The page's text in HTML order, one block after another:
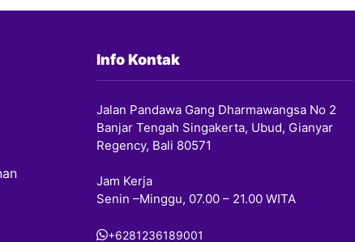
Info Kontak
Jalan Pandawa Gang Dharmawangsa No 2
Banjar Tengah Singakerta, Ubud, Gianyar
Regency, Bali 80571
Jam Kerja
Senin –Minggu, 07.00 – 21.00 WITA
+6281236189001